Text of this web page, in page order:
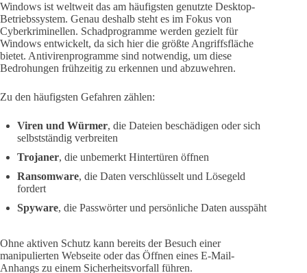
Windows ist weltweit das am häufigsten genutzte Desktop-
Betriebssystem. Genau deshalb steht es im Fokus von
Cyberkriminellen. Schadprogramme werden gezielt für
Windows entwickelt, da sich hier die größte Angriffsfläche
bietet. Antivirenprogramme sind notwendig, um diese
Bedrohungen frühzeitig zu erkennen und abzuwehren.
Zu den häufigsten Gefahren zählen:
Viren und Würmer, die Dateien beschädigen oder sich
selbstständig verbreiten
Trojaner, die unbemerkt Hintertüren öffnen
Ransomware, die Daten verschlüsselt und Lösegeld
fordert
Spyware, die Passwörter und persönliche Daten ausspäht
Ohne aktiven Schutz kann bereits der Besuch einer
manipulierten Webseite oder das Öffnen eines E-Mail-
Anhangs zu einem Sicherheitsvorfall führen.